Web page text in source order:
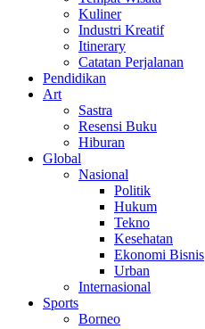
Kuliner
Industri Kreatif
Itinerary
Catatan Perjalanan
Pendidikan
Art
Sastra
Resensi Buku
Hiburan
Global
Nasional
Politik
Hukum
Tekno
Kesehatan
Ekonomi Bisnis
Urban
Internasional
Sports
Borneo